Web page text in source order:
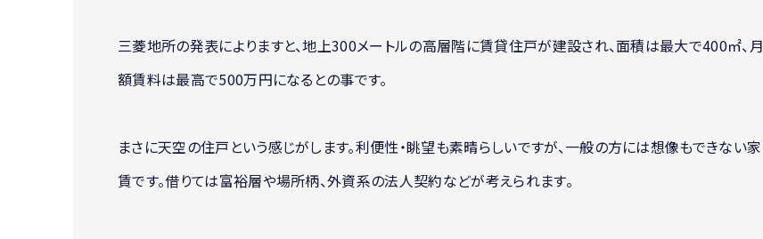
三菱地所の発表によりますと、地上300メートルの高層階に賃貸住戸が建設され、面積は最大で400㎡、月
額賃料は最高で500万円になるとの事です。
まさに天空の住戸という感じがします。利便性・眺望も素晴らしいですが、一般の方には想像もできない家
賃です。借りては富裕層や場所柄、外資系の法人契約などが考えられます。